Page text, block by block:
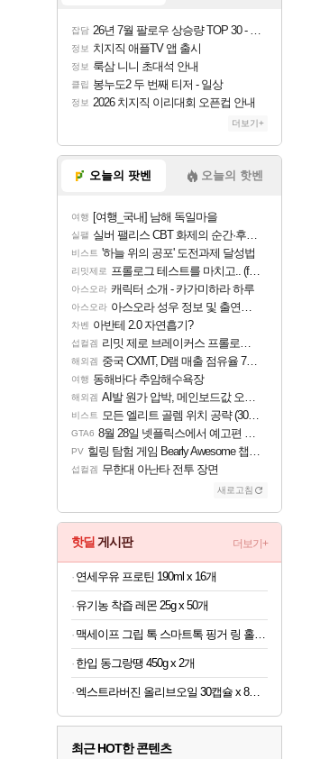
잡담 26년 7월 팔로우 상승량 TOP 30 - 월간 치지직
정보 치지직 애플TV 앱 출시
정보 룩삼 니니 초대석 안내
클립 봉누도2 두 번째 티저 - 일상
정보 2026 치지직 이리대회 오픈컵 안내
더보기+
오늘의 팟벤 오늘의 핫벤
여행 [여행_국내] 남해 독일마을
실팰 실버 팰리스 CBT 화제의 순간·후기 모음
비스트 '하늘 위의 공포' 도전과제 달성법
리밋제로 프롤로그 테스트를 마치고.. (feat. 리아)
아스오라 캐릭터 소개 - 카가미하라 하루
아스오라 아스오라 성우 정보 및 출연작 모음
차벤 아반테 2.0 자연흡기?
섭컬겜 리밋 제로 브레이커스 프롤로그 테스트 후기 영상 업로드
해외겜 중국 CXMT, D램 매출 점유율 7%…글로벌 4위로 부상
여행 동해바다 추암해수욕장
해외겜 AI발 원가 압박, 메인보드값 오르나
비스트 모든 엘리트 골렘 위치 공략 (30개) - 방랑 결투가
GTA6 8월 28일 넷플릭스에서 예고편 공개 예정
PV 힐링 탐험 게임 Bearly Awesome 챕터 1 트레일러
섭컬겜 무한대 아난타 전투 장면
새로고침
핫딜 게시판 더보기+
연세우유 프로틴 190ml x 16개
유기농 착즙 레몬 25g x 50개
한입 동그랑땡 450g x 2개
엑스트라버진 올리브오일 30캡슐 x 8박스
최근 HOT한 콘텐츠